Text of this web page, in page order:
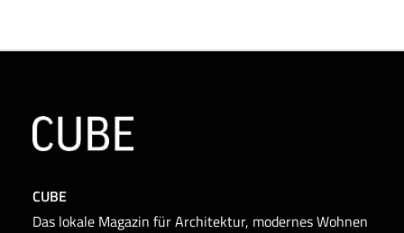
CUBE
Das lokale Magazin für Architektur, modernes Wohnen